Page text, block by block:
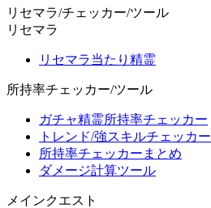
リセマラ/チェッカー/ツール
リセマラ
リセマラ当たり精霊
所持率チェッカー/ツール
ガチャ精霊所持率チェッカー
トレンド/強スキルチェッカー
所持率チェッカーまとめ
ダメージ計算ツール
メインクエスト